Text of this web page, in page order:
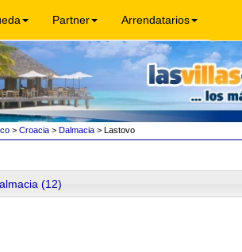
Partner Arrendatarios
> Croacia> Dalmacia> Lastovo
(12)